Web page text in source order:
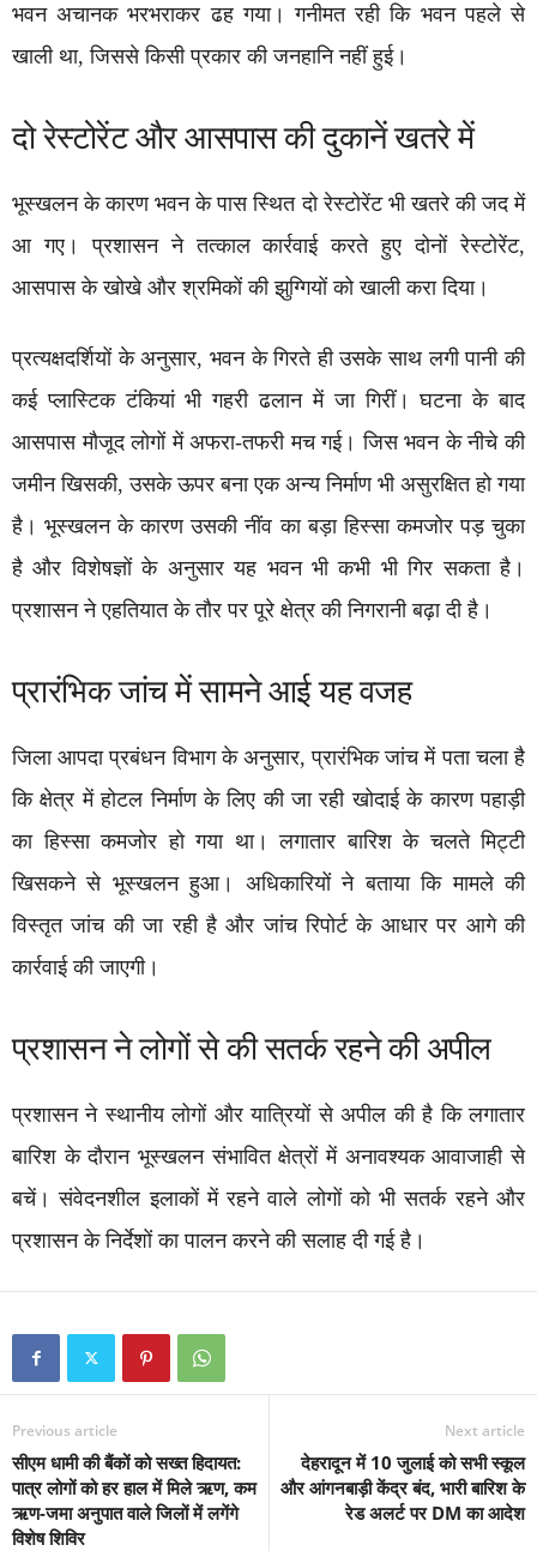
भवन अचानक भरभराकर ढह गया। गनीमत रही कि भवन पहले से
खाली था, जिससे किसी प्रकार की जनहानि नहीं हुई।
दो रेस्टोरेंट और आसपास की दुकानें खतरे में
भूस्खलन के कारण भवन के पास स्थित दो रेस्टोरेंट भी खतरे की जद में
आ गए। प्रशासन ने तत्काल कार्रवाई करते हुए दोनों रेस्टोरेंट,
आसपास के खोखे और श्रमिकों की झुग्गियों को खाली करा दिया।
प्रत्यक्षदर्शियों के अनुसार, भवन के गिरते ही उसके साथ लगी पानी की
कई प्लास्टिक टंकियां भी गहरी ढलान में जा गिरीं। घटना के बाद
आसपास मौजूद लोगों में अफरा-तफरी मच गई। जिस भवन के नीचे की
जमीन खिसकी, उसके ऊपर बना एक अन्य निर्माण भी असुरक्षित हो गया
है। भूस्खलन के कारण उसकी नींव का बड़ा हिस्सा कमजोर पड़ चुका
है और विशेषज्ञों के अनुसार यह भवन भी कभी भी गिर सकता है।
प्रशासन ने एहतियात के तौर पर पूरे क्षेत्र की निगरानी बढ़ा दी है।
प्रारंभिक जांच में सामने आई यह वजह
जिला आपदा प्रबंधन विभाग के अनुसार, प्रारंभिक जांच में पता चला है
कि क्षेत्र में होटल निर्माण के लिए की जा रही खोदाई के कारण पहाड़ी
का हिस्सा कमजोर हो गया था। लगातार बारिश के चलते मिट्टी
खिसकने से भूस्खलन हुआ। अधिकारियों ने बताया कि मामले की
विस्तृत जांच की जा रही है और जांच रिपोर्ट के आधार पर आगे की
कार्रवाई की जाएगी।
प्रशासन ने लोगों से की सतर्क रहने की अपील
प्रशासन ने स्थानीय लोगों और यात्रियों से अपील की है कि लगातार
बारिश के दौरान भूस्खलन संभावित क्षेत्रों में अनावश्यक आवाजाही से
बचें। संवेदनशील इलाकों में रहने वाले लोगों को भी सतर्क रहने और
प्रशासन के निर्देशों का पालन करने की सलाह दी गई है।
Previous article
सीएम धामी की बैंकों को सख्त हिदायत:
पात्र लोगों को हर हाल में मिले ऋण, कम
ऋण-जमा अनुपात वाले जिलों में लगेंगे
विशेष शिविर
Next article
देहरादून में 10 जुलाई को सभी स्कूल
और आंगनबाड़ी केंद्र बंद, भारी बारिश के
रेड अलर्ट पर DM का आदेश